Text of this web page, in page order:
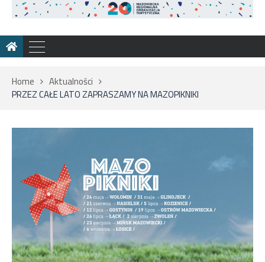
Home
Aktualności
PRZEZ CAŁE LATO ZAPRASZAMY NA MAZOPIKNIKI